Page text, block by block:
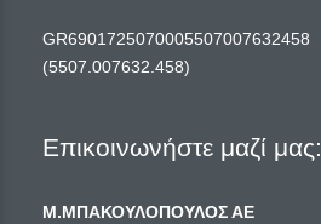
GR6901725070005507007632458
(5507.007632.458)
Επικοινωνήστε μαζί μας:
Μ.ΜΠΑΚΟΥΛΟΠΟΥΛΟΣ ΑΕ